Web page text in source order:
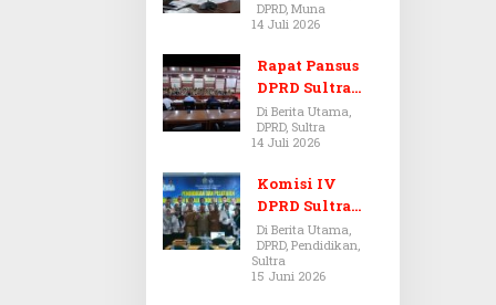
Dugaan Jual
Beli Tanah
Bermasalah di
Muna
DPRD, Muna
14 Juli 2026
Rapat Pansus
DPRD Sultra
Diskors Dua
Kali Akibat
Ketidakhadira
n Pj Sekda
Di Berita Utama,
DPRD, Sultra
14 Juli 2026
Komisi IV
DPRD Sultra
Kawal Hak
Guru,
Rencanakan
Di Berita Utama,
DPRD, Pendidikan,
Sultra
15 Juni 2026